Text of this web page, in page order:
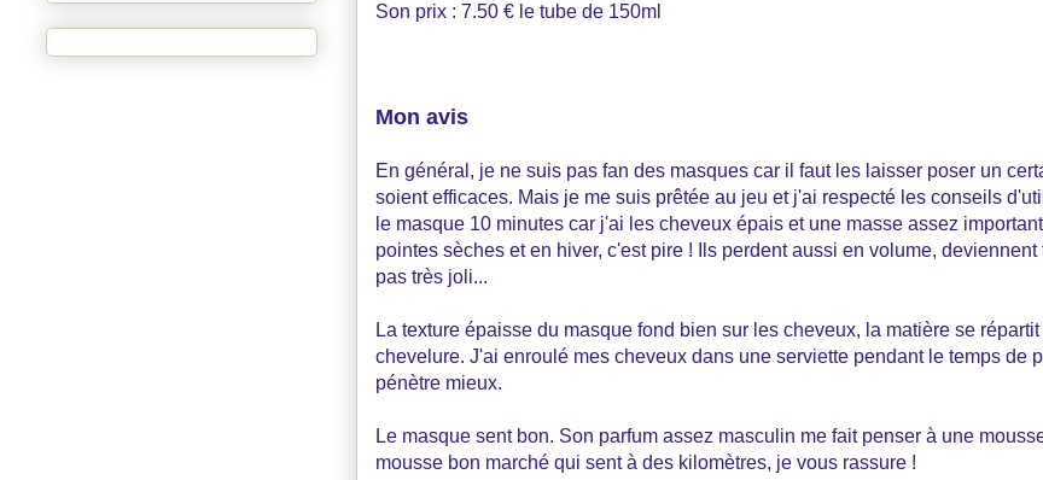
Son prix : 7.50 € le tube de 150ml
Mon avis
En général, je ne suis pas fan des masques car il faut les laisser poser un
soient efficaces. Mais je me suis prêtée au jeu et j'ai respecté les conseils
le masque 10 minutes car j'ai les cheveux épais et une masse assez
pointes sèches et en hiver, c'est pire ! Ils perdent aussi en volume,
pas très joli...
La texture épaisse du masque fond bien sur les cheveux, la matière se
chevelure. J'ai enroulé mes cheveux dans une serviette pendant le temps de
pénètre mieux.
Le masque sent bon. Son parfum assez masculin me fait penser à une
mousse bon marché qui sent à des kilomètres, je vous rassure !